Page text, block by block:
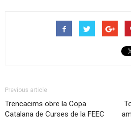
Previous article
Trencacims obre la Copa
Catalana de Curses de la FEEC